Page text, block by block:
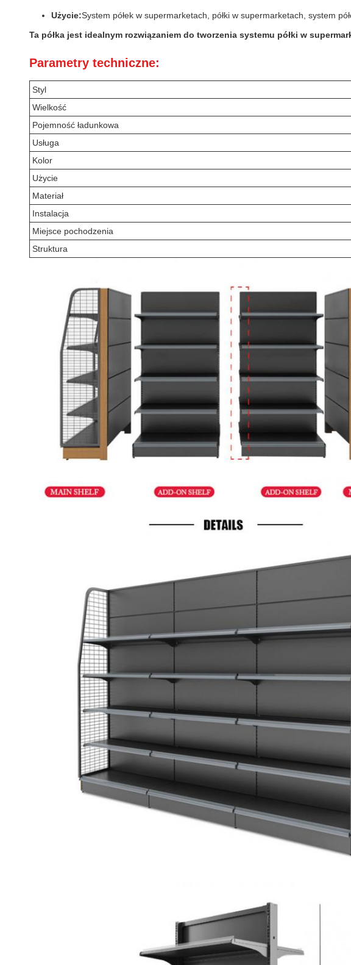
Użycie:System półek w supermarketach, półki w supermarketach, system
Ta półka jest idealnym rozwiązaniem do tworzenia systemu półki w
Parametry techniczne:
Styl
Wielkość
Pojemność ładunkowa
Usługa
Kolor
Użycie
Materiał
Instalacja
Miejsce pochodzenia
Struktura